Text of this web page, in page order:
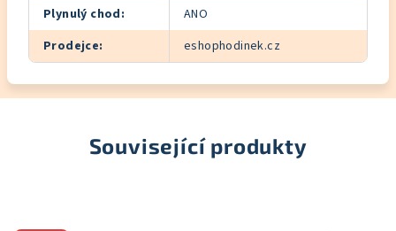
Plynulý chod:
ANO
Prodejce: eshophodinek.cz
Související produkty